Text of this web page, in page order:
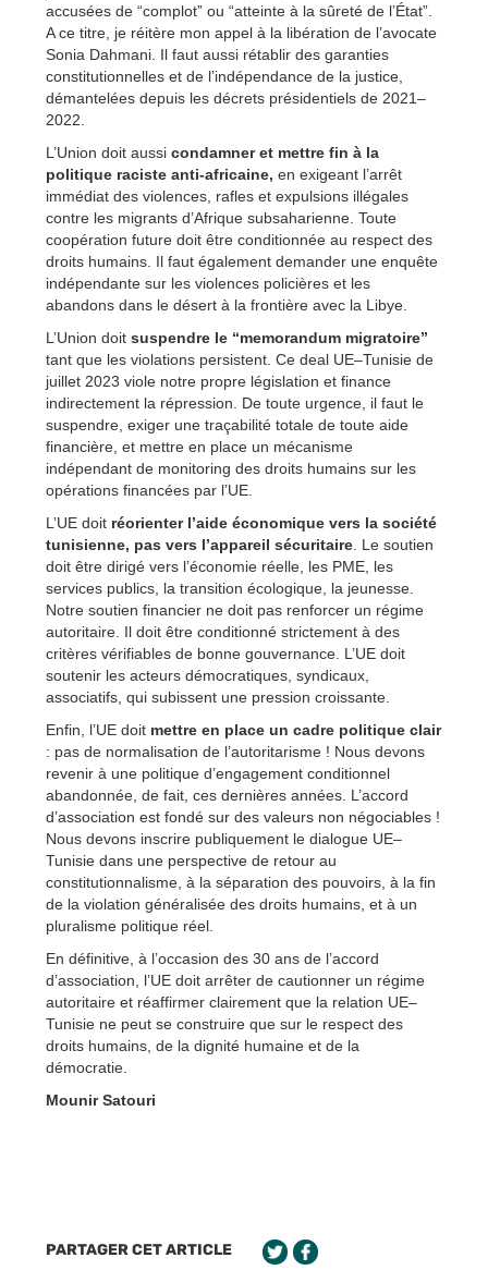
accusées de “complot” ou “atteinte à la sûreté de l’État”.
A ce titre, je réitère mon appel à la libération de l’avocate
Sonia Dahmani. Il faut aussi rétablir des garanties
constitutionnelles et de l’indépendance de la justice,
démantelées depuis les décrets présidentiels de 2021–
2022.
L’Union doit aussi condamner et mettre fin à la
politique raciste anti-africaine, en exigeant l’arrêt
immédiat des violences, rafles et expulsions illégales
contre les migrants d’Afrique subsaharienne. Toute
coopération future doit être conditionnée au respect des
droits humains. Il faut également demander une enquête
indépendante sur les violences policières et les
abandons dans le désert à la frontière avec la Libye.
L’Union doit suspendre le “memorandum migratoire”
tant que les violations persistent. Ce deal UE–Tunisie de
juillet 2023 viole notre propre législation et finance
indirectement la répression. De toute urgence, il faut le
suspendre, exiger une traçabilité totale de toute aide
financière, et mettre en place un mécanisme
indépendant de monitoring des droits humains sur les
opérations financées par l’UE.
L’UE doit réorienter l’aide économique vers la société
tunisienne, pas vers l’appareil sécuritaire. Le soutien
doit être dirigé vers l’économie réelle, les PME, les
services publics, la transition écologique, la jeunesse.
Notre soutien financier ne doit pas renforcer un régime
autoritaire. Il doit être conditionné strictement à des
critères vérifiables de bonne gouvernance. L’UE doit
soutenir les acteurs démocratiques, syndicaux,
associatifs, qui subissent une pression croissante.
Enfin, l’UE doit mettre en place un cadre politique clair
: pas de normalisation de l’autoritarisme ! Nous devons
revenir à une politique d’engagement conditionnel
abandonnée, de fait, ces dernières années. L’accord
d’association est fondé sur des valeurs non négociables !
Nous devons inscrire publiquement le dialogue UE–
Tunisie dans une perspective de retour au
constitutionnalisme, à la séparation des pouvoirs, à la fin
de la violation généralisée des droits humains, et à un
pluralisme politique réel.
En définitive, à l’occasion des 30 ans de l’accord
d’association, l’UE doit arrêter de cautionner un régime
autoritaire et réaffirmer clairement que la relation UE–
Tunisie ne peut se construire que sur le respect des
droits humains, de la dignité humaine et de la
démocratie.
Mounir Satouri
PARTAGER CET ARTICLE